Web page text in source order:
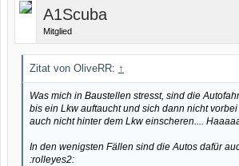
A1Scuba
Mitglied
Zitat von OliveRR: ↑
Was mich in Baustellen stresst, sind die
bis ein Lkw auftaucht und sich dann nicht
auch nicht hinter dem Lkw einscheren....
In den wenigsten Fällen sind die Autos dafür
:rolleyes2: